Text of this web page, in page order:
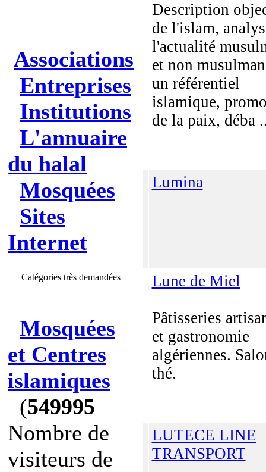
Associations
Entreprises
Institutions
L'annuaire
du halal
Mosquées
Sites
Internet
Catégories très demandées
Mosquées
et Centres
islamiques
(549995
Nombre de
visiteurs de
Description
de l'islam,
l'actualité
et non
un référentiel
islamique,
de la paix, déba
Lumina
Lune de Miel
Pâtisseries
et gastronomie
algériennes.
thé.
LUTECE LINE
TRANSPORT